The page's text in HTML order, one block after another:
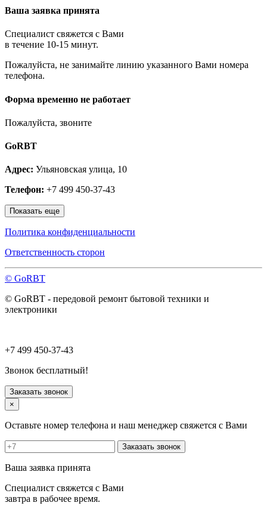
Красногорск
Краснознаменск
Кубинка
Ликино-Дулёво
Лобня
Луховицы
Люберцы
Малаховка
Можайск
Москва и МО
Наро-Фоминск
Ногинск
Одинцово
Ожерелье
Орехово-Зуево
Пересвет
Подольск
Протвино
Пущино
Раменское
Руза
Сергиев Посад
Серпухов
Солнечногорск
Старая Купавна
Ступино
Фрязино
Химки
Хотьково
Чехов
Шатура
Щелково
Щербинка
Ваша заявка принята
Специалист свяжется с Вами
в течение 10-15 минут.
Пожалуйста, не занимайте линию указанного Вами номера
телефона.
Форма временно не работает
Пожалуйста, звоните
GoRBT
Адрес: Ульяновская улица, 10
Телефон: +7 499 450-37-43
Показать еще
Политика конфиденциальности
Ответственность сторон
© GoRBT
© GoRBT - передовой ремонт бытовой техники и
электроники
+7 499 450-37-43
Звонок бесплатный!
Заказать звонок
×
Оставьте номер телефона и наш менеджер свяжется с Вами
Заказать звонок
Ваша заявка принята
Специалист свяжется с Вами
завтра в рабочее время.